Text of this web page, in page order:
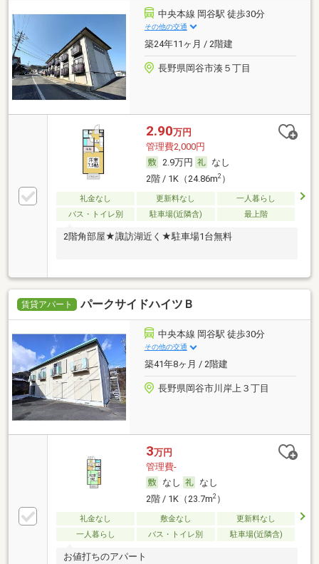
中央本線 岡谷駅 徒歩30分
その他の交通
築24年11ヶ月 / 2階建
長野県岡谷市湊５丁目
2.90万円
管理費2,000円
2.9万円
なし
2階 / 1K（24.86m2）
礼金なし 更新料なし
一人暮らし
バス・トイレ別
駐車場(近隣含) 最上階
2階角部屋★諏訪湖近く★駐車場1台無料
賃貸アパート パークサイドハイツＢ
中央本線 岡谷駅 徒歩30分
その他の交通
築41年8ヶ月 / 2階建
長野県岡谷市川岸上３丁目
3万円
管理費-
なし
なし
2階 / 1K（23.7m2）
礼金なし 敷金なし
更新料なし
一人暮らし
バス・トイレ別 駐車場(近隣含)
お値打ちのアパート